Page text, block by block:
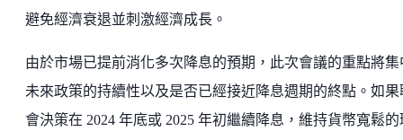
避免經濟衰退並刺激經濟成長。
由於市場已提前消化多次降息的預期，此次會議的重點將集
未來政策的持續性以及是否已經接近降息週期的終點。如果
會決策在 2024 年底或 2025 年初繼續降息，維持貨幣寬鬆的